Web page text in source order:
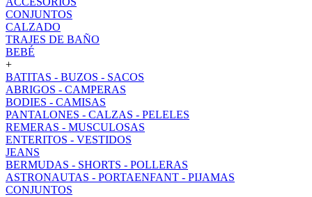
CONJUNTOS
CALZADO
TRAJES DE BAÑO
BEBÉ
+
BATITAS - BUZOS - SACOS
ABRIGOS - CAMPERAS
BODIES - CAMISAS
PANTALONES - CALZAS - PELELES
REMERAS - MUSCULOSAS
ENTERITOS - VESTIDOS
JEANS
BERMUDAS - SHORTS - POLLERAS
ASTRONAUTAS - PORTAENFANT - PIJAMAS
CONJUNTOS